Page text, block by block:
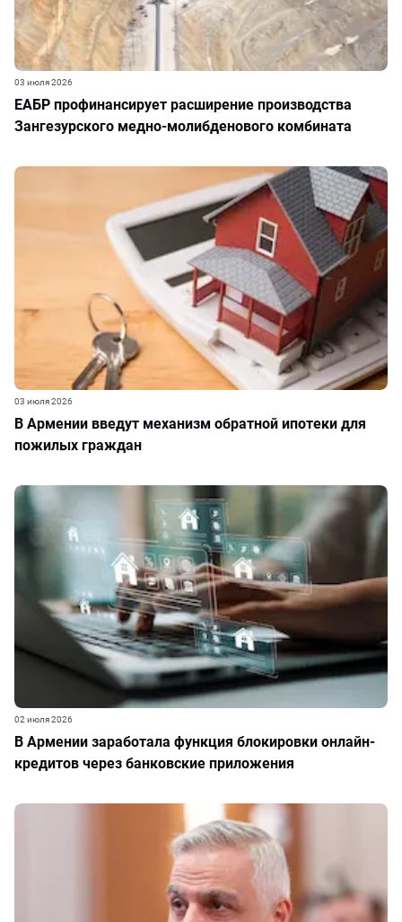
ЕАБР профинансирует расширение производства
Зангезурского медно-молибденового комбината
03 июля 2026
В Армении введут механизм обратной ипотеки для
пожилых граждан
03 июля 2026
В Армении заработала функция блокировки онлайн-
кредитов через банковские приложения
02 июля 2026